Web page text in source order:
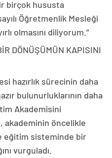
birçok hususta
Öğretmenlik Mesleği
olmasını diliyorum.”
DÖNÜŞÜMÜN KAPISINI
hazırlık sürecinin daha
bulunurluklarının daha
Akademisini
akademinin öncelikle
eğitim sisteminde bir
vurguladı.